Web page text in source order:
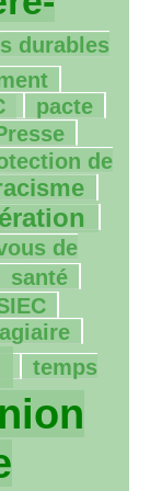
durables
pacte
de
de
santé
temps